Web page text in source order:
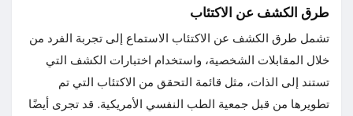
طرق الكشف عن الاكتئاب
تشمل طرق الكشف عن الاكتئاب الاستماع إلى تجربة الفرد من
خلال المقابلات الشخصية، واستخدام اختبارات الكشف التي
تستند إلى الذات، مثل قائمة التحقق من الاكتئاب التي تم
تطويرها من قبل جمعية الطب النفسي الأمريكية. قد تجرى أيضًا